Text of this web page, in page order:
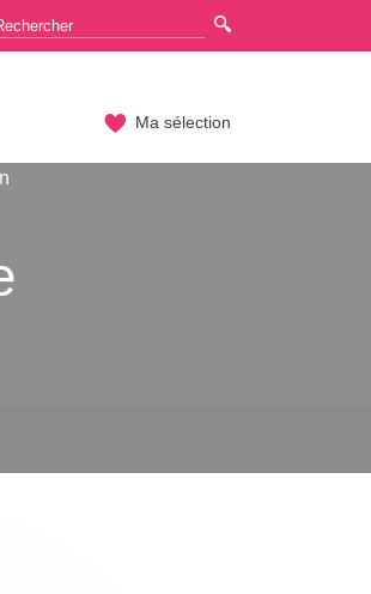
Ma sélection